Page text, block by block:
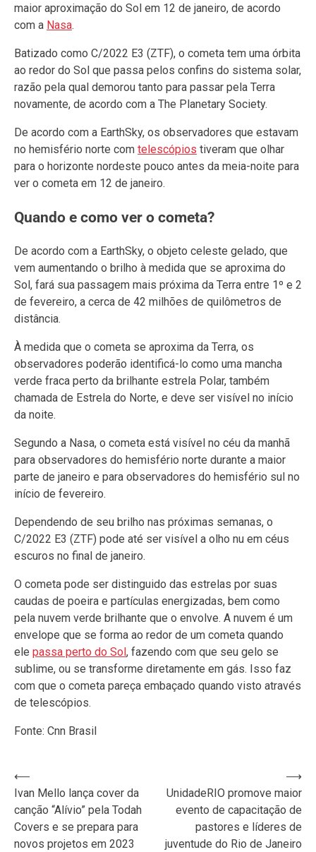
maior aproximação do Sol em 12 de janeiro, de acordo
com a Nasa.
Batizado como C/2022 E3 (ZTF), o cometa tem uma órbita
ao redor do Sol que passa pelos confins do sistema solar,
razão pela qual demorou tanto para passar pela Terra
novamente, de acordo com a The Planetary Society.
De acordo com a EarthSky, os observadores que estavam
no hemisfério norte com telescópios tiveram que olhar
para o horizonte nordeste pouco antes da meia-noite para
ver o cometa em 12 de janeiro.
Quando e como ver o cometa?
De acordo com a EarthSky, o objeto celeste gelado, que
vem aumentando o brilho à medida que se aproxima do
Sol, fará sua passagem mais próxima da Terra entre 1º e 2
de fevereiro, a cerca de 42 milhões de quilômetros de
distância.
À medida que o cometa se aproxima da Terra, os
observadores poderão identificá-lo como uma mancha
verde fraca perto da brilhante estrela Polar, também
chamada de Estrela do Norte, e deve ser visível no início
da noite.
Segundo a Nasa, o cometa está visível no céu da manhã
para observadores do hemisfério norte durante a maior
parte de janeiro e para observadores do hemisfério sul no
início de fevereiro.
Dependendo de seu brilho nas próximas semanas, o
C/2022 E3 (ZTF) pode até ser visível a olho nu em céus
escuros no final de janeiro.
O cometa pode ser distinguido das estrelas por suas
caudas de poeira e partículas energizadas, bem como
pela nuvem verde brilhante que o envolve. A nuvem é um
envelope que se forma ao redor de um cometa quando
ele passa perto do Sol , fazendo com que seu gelo se
sublime, ou se transforme diretamente em gás. Isso faz
com que o cometa pareça embaçado quando visto através
de telescópios.
Fonte: Cnn Brasil
Navegação
de
Post
⟵
Ivan Mello lança cover da
canção “Alívio” pela Todah
Covers e se prepara para
novos projetos em 2023
UnidadeRIO promove maior
evento de capacitação de
pastores e líderes de
juventude do Rio de Janeiro
⟶